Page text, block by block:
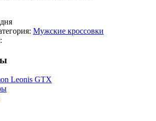
Мужские кроссовки